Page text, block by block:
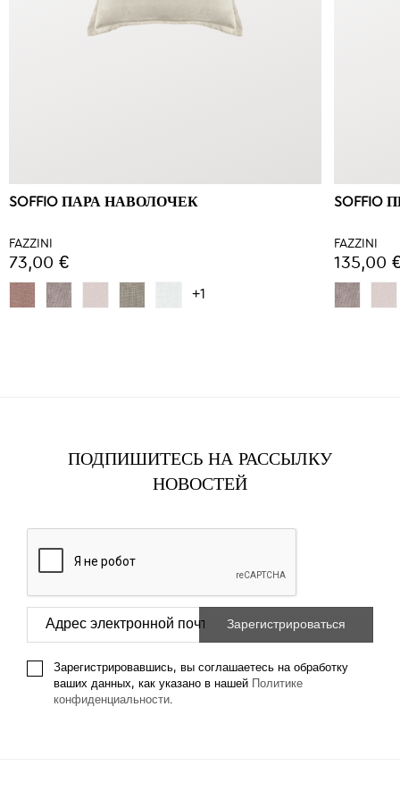
SOFFIO ПАРА НАВОЛОЧЕК
FAZZINI
73,00 €
+1
FAZZINI
135,00
ПОДПИШИТЕСЬ НА РАССЫЛКУ
НОВОСТЕЙ
Зарегистрировавшись, вы соглашаетесь на обработку
ваших данных, как указано в нашей
Политике
конфиденциальности.